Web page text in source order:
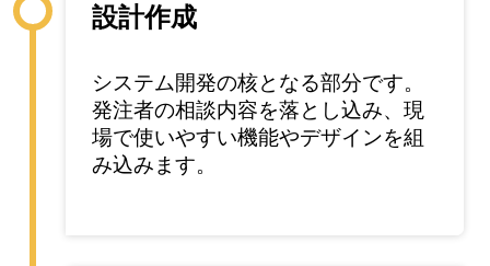
設計作成
システム開発の核となる部分です。
発注者の相談内容を落とし込み、現
場で使いやすい機能やデザインを組
み込みます。